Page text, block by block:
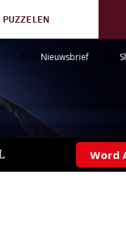
PUZZELEN
Nieuwsbrief
Word